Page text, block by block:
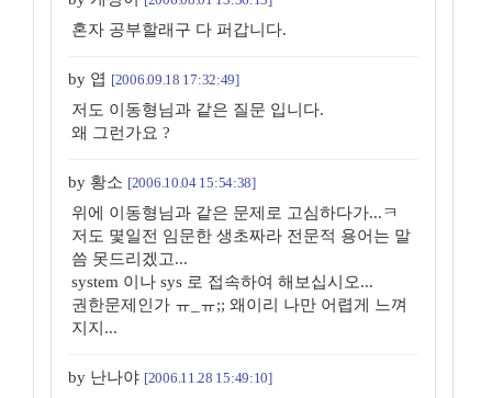
혼자 공부할래구 다 퍼갑니다.
by 엽 [2006.09.18 17:32:49]
저도 이동형님과 같은 질문 입니다.
왜 그런가요 ?
by 황소 [2006.10.04 15:54:38]
위에 이동형님과 같은 문제로 고심하다가...ㅋ
저도 몇일전 임문한 생초짜라 전문적 용어는 말
씀 못드리겠고...
system 이나 sys 로 접속하여 해보십시오...
권한문제인가 ㅠ_ㅠ;; 왜이리 나만 어렵게 느껴
지지...
by 난나야 [2006.11.28 15:49:10]